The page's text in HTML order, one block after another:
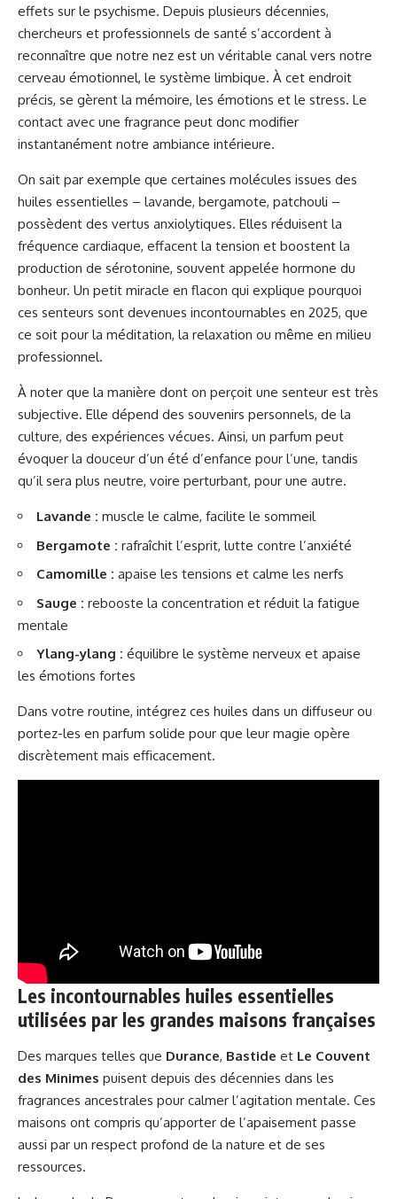
effets sur le psychisme. Depuis plusieurs décennies,
chercheurs et professionnels de santé s’accordent à
reconnaître que notre nez est un véritable canal vers notre
cerveau émotionnel, le système limbique. À cet endroit
précis, se gèrent la mémoire, les émotions et le stress. Le
contact avec une fragrance peut donc modifier
instantanément notre ambiance intérieure.
On sait par exemple que certaines molécules issues des
huiles essentielles – lavande, bergamote, patchouli –
possèdent des vertus anxiolytiques. Elles réduisent la
fréquence cardiaque, effacent la tension et boostent la
production de sérotonine, souvent appelée hormone du
bonheur. Un petit miracle en flacon qui explique pourquoi
ces senteurs sont devenues incontournables en 2025, que
ce soit pour la méditation, la relaxation ou même en milieu
professionnel.
À noter que la manière dont on perçoit une senteur est très
subjective. Elle dépend des souvenirs personnels, de la
culture, des expériences vécues. Ainsi, un parfum peut
évoquer la douceur d’un été d’enfance pour l’une, tandis
qu’il sera plus neutre, voire perturbant, pour une autre.
Lavande : muscle le calme, facilite le sommeil
Bergamote : rafraîchit l’esprit, lutte contre l’anxiété
Camomille : apaise les tensions et calme les nerfs
Sauge : rebooste la concentration et réduit la fatigue
mentale
Ylang-ylang : équilibre le système nerveux et apaise
les émotions fortes
Dans votre routine, intégrez ces huiles dans un diffuseur ou
portez-les en parfum solide pour que leur magie opère
discrètement mais efficacement.
Les incontournables huiles essentielles
utilisées par les grandes maisons françaises
Des marques telles que Durance, Bastide et Le Couvent
des Minimes puisent depuis des décennies dans les
fragrances ancestrales pour calmer l’agitation mentale. Ces
maisons ont compris qu’apporter de l’apaisement passe
aussi par un respect profond de la nature et de ses
ressources.